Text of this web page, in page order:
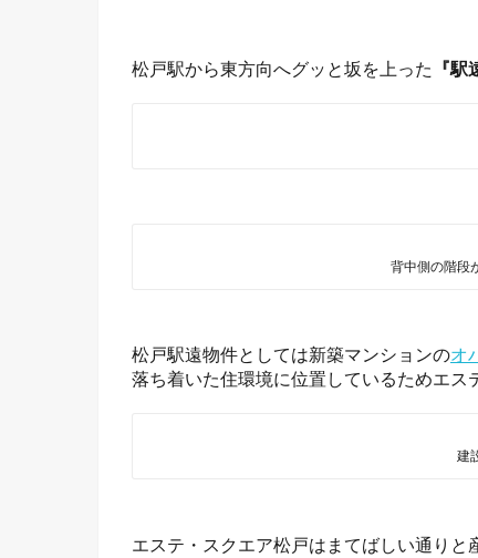
松戸駅から東方向へグッと坂を上った 『
背中側の階段
松戸駅遠物件としては新築マンションのオ
落ち着いた住環境に位置しているためエス
建
エステ・スクエア松戸はまてばしい通り